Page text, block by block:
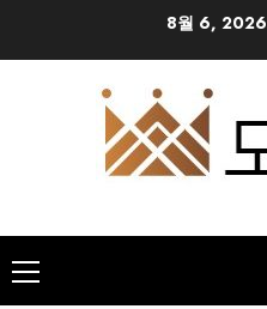
8월 6, 2026
Primary